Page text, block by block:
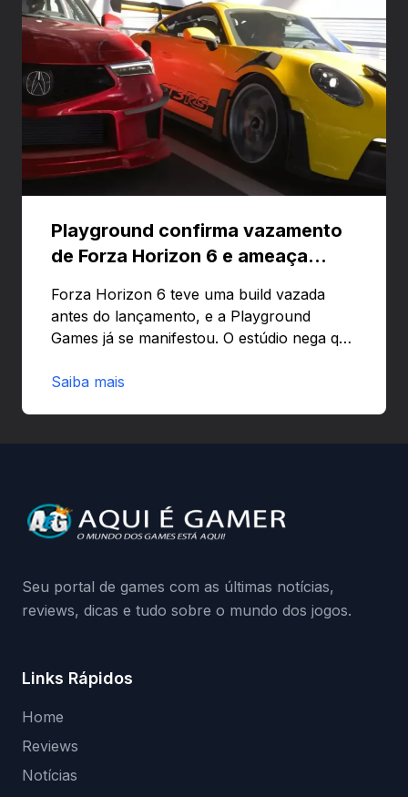
Playground confirma vazamento
de Forza Horizon 6 e ameaça
Forza Horizon 6 teve uma build vazada
antes do lançamento, e a Playground
Games já se manifestou. O estúdio nega que
preload e avisa que quem usar versões não
da Playground: negação do preload,
medidas contra acessos não autorizados
Saiba mais
Seu portal de games com as últimas notícias,
reviews, dicas e tudo sobre o mundo dos jogos.
Links Rápidos
Home
Reviews
Notícias